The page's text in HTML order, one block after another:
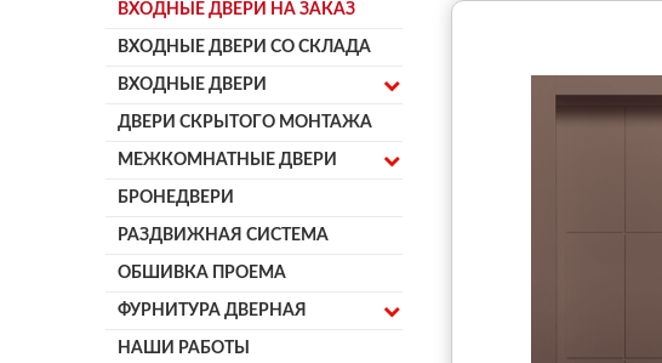
ВХОДНЫЕ ДВЕРИ НА ЗАКАЗ
ВХОДНЫЕ ДВЕРИ СО СКЛАДА
ВХОДНЫЕ ДВЕРИ
ДВЕРИ СКРЫТОГО МОНТАЖА
МЕЖКОМНАТНЫЕ ДВЕРИ
БРОНЕДВЕРИ
РАЗДВИЖНАЯ СИСТЕМА
ОБШИВКА ПРОЕМА
ФУРНИТУРА ДВЕРНАЯ
НАШИ РАБОТЫ